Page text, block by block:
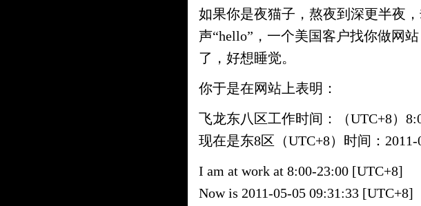
如果你是夜猫子，熬夜到深更半夜
声“hello”，一个美国客户找你做网
了，好想睡觉。
你于是在网站上表明：
飞龙东八区工作时间：（UTC+8）
现在是东8区（UTC+8）时间：2011-
I am at work at 8:00-23:00 [UTC+8]
Now is 2011-05-05 09:31:33 [UTC+8]